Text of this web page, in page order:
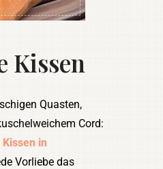
Kissen
Quasten,
Cord:
Kissen in
Vorliebe das